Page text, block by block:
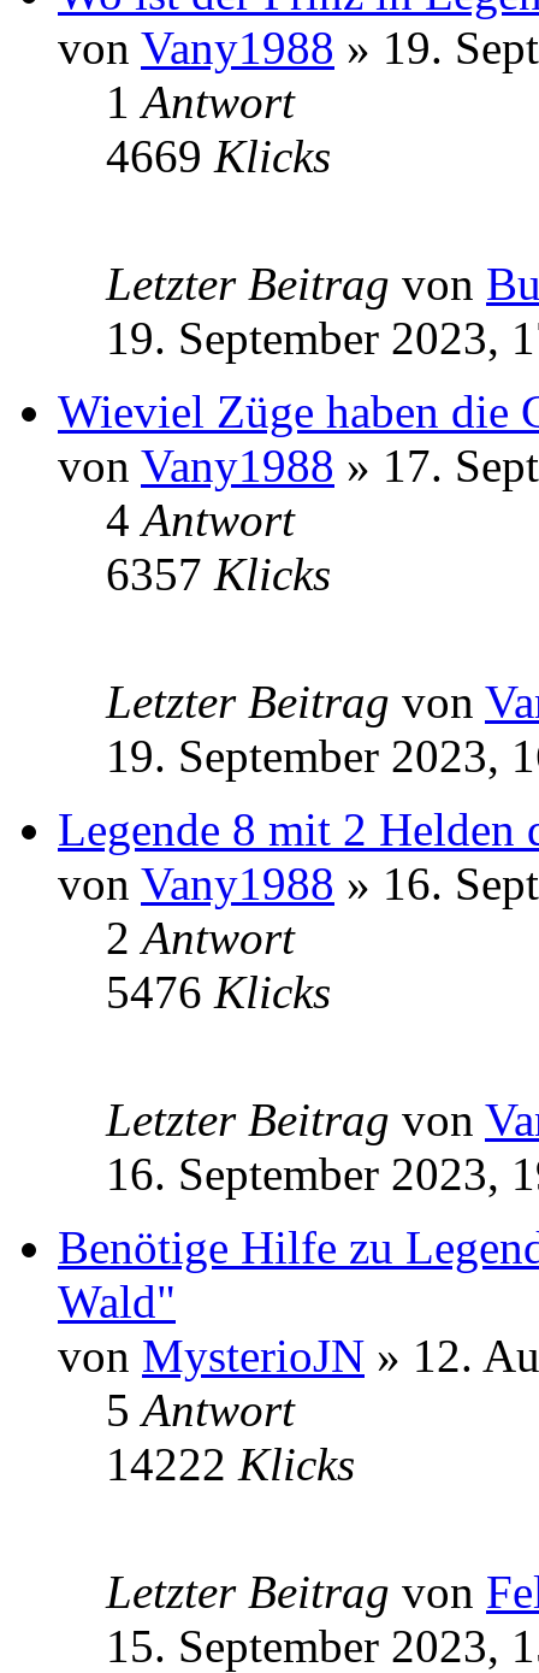
von Vany1988 » 19.
1Antwort
4669 Klicks
Letzter Beitrag von
19. September 2023,
Wieviel Züge haben die
von Vany1988 » 17.
4Antwort
6357 Klicks
Letzter Beitrag von
19. September 2023,
Legende 8 mit 2 Helden
von Vany1988 » 16.
2Antwort
5476 Klicks
Letzter Beitrag von
16. September 2023,
Benötige Hilfe zu
Wald"
von MysterioJN » 12.
5Antwort
14222 Klicks
Letzter Beitrag von
15. September 2023,